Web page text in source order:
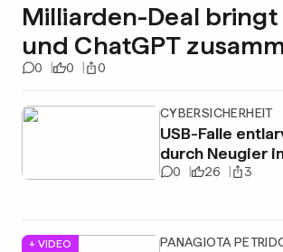
Milliarden-Deal bringt
und ChatGPT
0 0 0
CYBERSICHERHEIT
USB-Falle
durch Neugier
0 26 3
+ VIDEO PANAGIOTA